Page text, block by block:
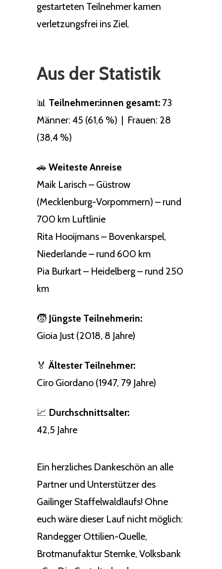
gestarteten Teilnehmer kamen
verletzungsfrei ins Ziel.
Aus der Statistik
📊 Teilnehmer:innen gesamt: 73
Männer: 45 (61,6 %) | Frauen: 28
(38,4 %)
🚗 Weiteste Anreise
Maik Larisch – Güstrow
(Mecklenburg-Vorpommern) – rund
700 km Luftlinie
Rita Hooijmans – Bovenkarspel,
Niederlande – rund 600 km
Pia Burkart – Heidelberg – rund 250
km
🧒 Jüngste Teilnehmerin:
Gioia Just (2018, 8 Jahre)
🏅 Ältester Teilnehmer:
Ciro Giordano (1947, 79 Jahre)
📈 Durchschnittsalter:
42,5 Jahre
Ein herzliches Dankeschön an alle
Partner und Unterstützer des
Gailinger Staffelwaldlaufs! Ohne
euch wäre dieser Lauf nicht möglich:
Randegger Ottilien-Quelle,
Brotmanufaktur Stemke, Volksbank